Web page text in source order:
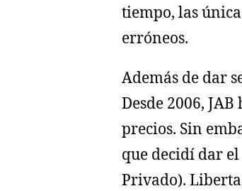
tiempo, las
erróneos.
Además de dar
Desde 2006,
precios. Sin
que decidí dar
Privado).